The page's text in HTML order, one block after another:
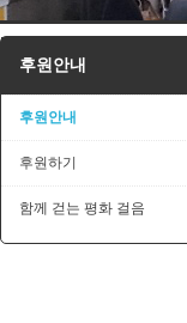
후원안내
후원안내
후원하기
함께 걷는 평화 걸음